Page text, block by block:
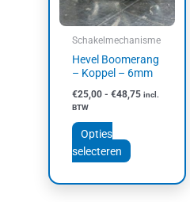
Schakelmechanisme
Hevel Boomerang
– Koppel – 6mm
€25,00 - €48,75 incl.
BTW
Opties
selecteren
optie
worden
de